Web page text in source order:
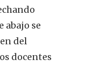
abajo se
del
docentes